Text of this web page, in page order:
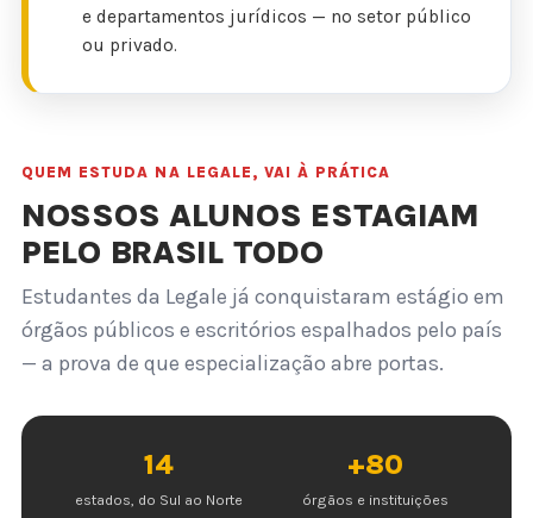
e departamentos jurídicos — no setor público
ou privado.
QUEM ESTUDA NA LEGALE, VAI À PRÁTICA
NOSSOS ALUNOS ESTAGIAM
PELO BRASIL TODO
Estudantes da Legale já conquistaram estágio em
órgãos públicos e escritórios espalhados pelo país
— a prova de que especialização abre portas.
14
estados, do Sul ao Norte
+80
órgãos e instituições